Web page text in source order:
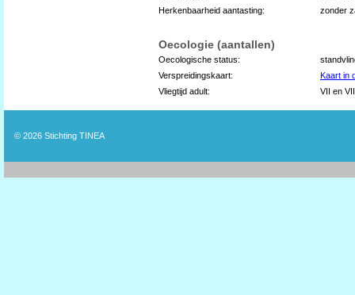
Herkenbaarheid aantasting:
zonder
Oecologie (aantallen)
Oecologische status:
Verspreidingskaart:
Kaart in
Vliegtijd adult:
VII en
© 2026 Stichting TINEA